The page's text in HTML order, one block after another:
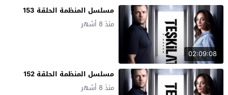
02:09:08
مسلسل المنظمة الحلقة 153
منذ 8 أشهر
مسلسل المنظمة الحلقة 152
منذ 8 أشهر